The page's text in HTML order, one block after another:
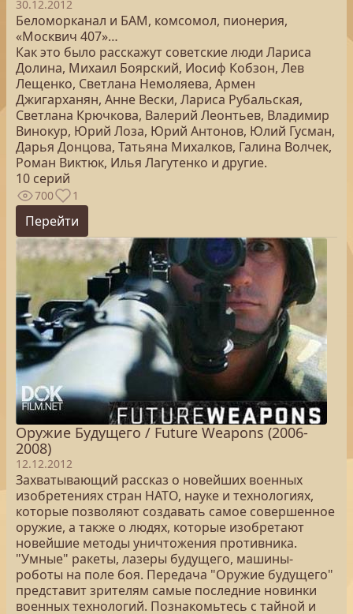
30.12.2012
Беломорканал и БАМ, комсомол, пионерия,
«Москвич 407»…
Как это было расскажут советские люди Лариса
Долина, Михаил Боярский, Иосиф Кобзон, Лев
Лещенко, Светлана Немоляева, Армен
Джигарханян, Анне Вески, Лариса Рубальская,
Светлана Крючкова, Валерий Леонтьев, Владимир
Винокур, Юрий Лоза, Юрий Антонов, Юлий Гусман,
Дарья Донцова, Татьяна Михалков, Галина Волчек,
Роман Виктюк, Илья Лагутенко и другие.
10 серий
700 1
Перейти
Оружие Будущего / Future Weapons (2006-
2008)
12.12.2012
Захватывающий рассказ о новейших военных
изобретениях стран НАТО, науке и технологиях,
которые позволяют создавать самое совершенное
оружие, а также о людях, которые изобретают
новейшие методы уничтожения противника.
"Умные" ракеты, лазеры будущего, машины-
роботы на поле боя. Передача "Оружие будущего"
представит зрителям самые последние новинки
военных технологий. Познакомьтесь с тайной и